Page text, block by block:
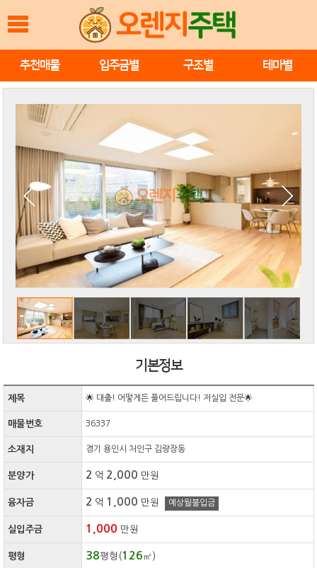
추천매물 입주금별 구조별 테마별
기본정보
제목 🌟 대출! 어떻게든 풀어드립니다! 저실입 전문🌟
매물번호 36337
소재지 경기 용인시 처인구 김량장동
분양가 2 억 2,000 만원
융자금 2 억 1,000 만원 예상월불입금
실입주금 1,000 만원
평형 38평형(126 ㎡)